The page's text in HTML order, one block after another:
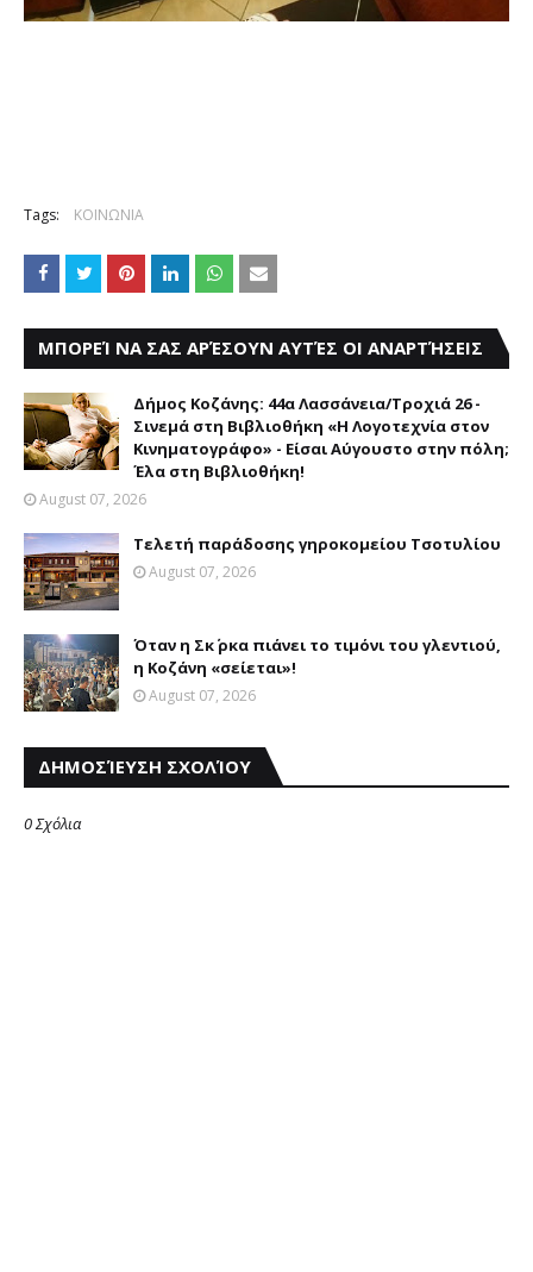
Tags: ΚΟΙΝΩΝΙΑ
ΜΠΟΡΕΊ ΝΑ ΣΑΣ ΑΡΈΣΟΥΝ ΑΥΤΈΣ ΟΙ ΑΝΑΡΤΉΣΕΙΣ
Δήμος Κοζάνης: 44α Λασσάνεια/Τροχιά 26 -
Σινεμά στη Βιβλιοθήκη «Η Λογοτεχνία στον
Κινηματογράφο» - Είσαι Αύγουστο στην πόλη;
Έλα στη Βιβλιοθήκη!
August 07, 2026
Τελετή παράδοσης γηροκομείου Τσοτυλίου
August 07, 2026
Όταν η Σκ΄ ρκα πιάνει το τιμόνι του γλεντιού,
η Κοζάνη «σείεται»!
August 07, 2026
ΔΗΜΟΣΊΕΥΣΗ ΣΧΟΛΊΟΥ
0 Σχόλια